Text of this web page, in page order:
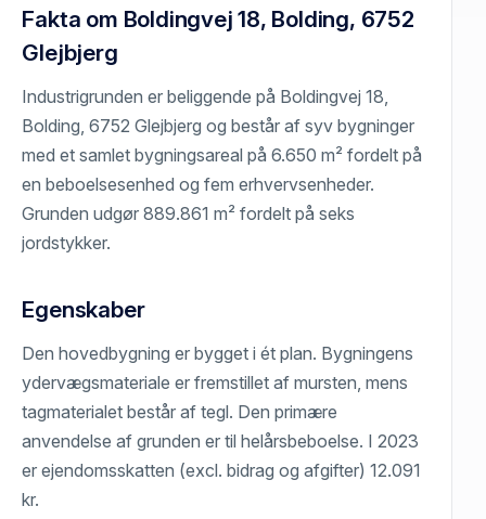
Fakta om Boldingvej 18, Bolding, 6752
Glejbjerg
Industrigrunden er beliggende på Boldingvej 18,
Bolding, 6752 Glejbjerg og består af syv bygninger
med et samlet bygningsareal på 6.650 m² fordelt på
en beboelsesenhed og fem erhvervsenheder.
Grunden udgør 889.861 m² fordelt på seks
jordstykker.
Egenskaber
Den hovedbygning er bygget i ét plan. Bygningens
ydervægsmateriale er fremstillet af mursten, mens
tagmaterialet består af tegl. Den primære
anvendelse af grunden er til helårsbeboelse. I 2023
er ejendomsskatten (excl. bidrag og afgifter) 12.091
kr.